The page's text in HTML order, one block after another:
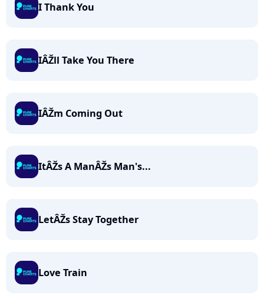
I Thank You
IÂŽll Take You There
IÂŽm Coming Out
ItÂŽs A ManÂŽs Man's...
LetÂŽs Stay Together
Love Train